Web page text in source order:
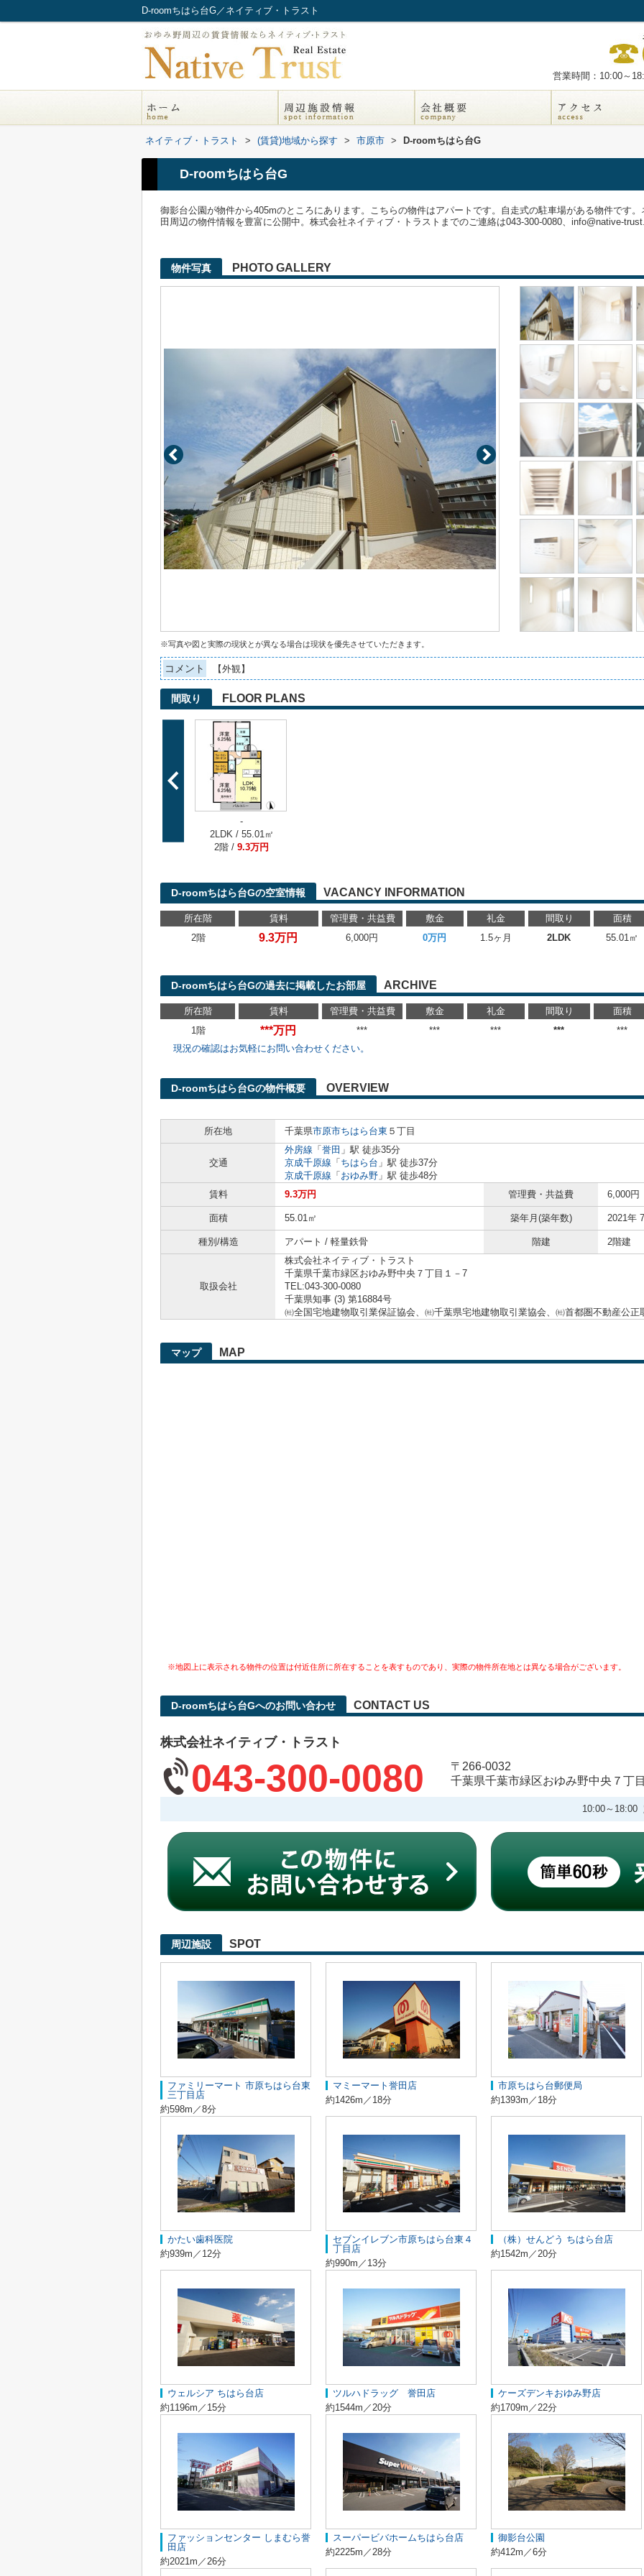
D-roomちはら台G／ネイティブ・トラスト
営業時間：10:00～
ネイティブ・トラスト > (賃貸)地域から探す > 市原市 > D-roomちはら台G
D-roomちはら台G
御影台公園が物件から405mのところにあります。こちらの物件はアパートです。自走式の駐車場がある物件です
田周辺の物件情報を豊富に公開中。株式会社ネイティブ・トラストまでのご連絡は043-300-0080、info@native-
物件写真 PHOTO GALLERY
※写真や図と実際の現状とが異なる場合は現状を優先させていただきます。
コメント 【外観】
間取り FLOOR PLANS
-
2LDK / 55.01㎡
2階 / 9.3万円
D-roomちはら台Gの空室情報 VACANCY INFORMATION
所在階 賃料 管理費・共益費 敷金 礼金 間取り 面積
2階
9.3万円 6,000円 0万円 1.5ヶ月 2LDK 55.01㎡
D-roomちはら台Gの過去に掲載したお部屋 ARCHIVE
所在階 賃料 管理費・共益費 敷金 礼金 間取り 面積
1階
***万円 *** *** *** *** ***
現況の確認はお気軽にお問い合わせください。
D-roomちはら台Gの物件概要 OVERVIEW
所在地
千葉県市原市ちはら台東 ５丁目
交通
外房線 「 誉田 」駅 徒歩35分
京成千原線 「 ちはら台 」駅 徒歩37分
京成千原線 「 おゆみ野 」駅 徒歩48分
賃料
9.3万円 管理費・共益費 6,000円
面積 55.01㎡ 築年月(築年数) 2021年
種別/構造 アパート / 軽量鉄骨 階建 2階建
取扱会社
株式会社ネイティブ・トラスト
千葉県千葉市緑区おゆみ野中央７丁目１－7
TEL:043-300-0080
千葉県知事 (3) 第16884号
㈳全国宅地建物取引業保証協会、㈳千葉県宅地建物取引業協会、㈳首都圏不動産公正
マップ MAP
※地図上に表示される物件の位置は付近住所に所在することを表すものであり、実際の物件所在地とは異なる場合がございます。
D-roomちはら台Gへのお問い合わせ CONTACT US
株式会社ネイティブ・トラスト
043-300-0080
〒266-0032
千葉県千葉市緑区おゆみ野中央７丁
10:00～18:00
周辺施設 SPOT
ファミリーマート 市原ちはら台東
三丁目店
約598m／8分
マミーマート誉田店
約1426m／18分
市原ちはら台郵便局
約1393m／18分
かたい歯科医院
約939m／12分
セブンイレブン市原ちはら台東４
丁目店
約990m／13分
（株）せんどう ちはら台店
約1542m／20分
ウェルシア ちはら台店
約1196m／15分
ツルハドラッグ 誉田店
約1544m／20分
ケーズデンキおゆみ野店
約1709m／22分
ファッションセンター しまむら誉
田店
約2021m／26分
スーパービバホームちはら台店
約2225m／28分
御影台公園
約412m／6分